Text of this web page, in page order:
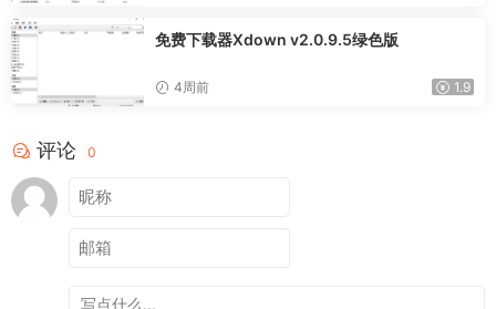
免费下载器Xdown v2.0.9.5绿色版
4周前 1.9
评论 0